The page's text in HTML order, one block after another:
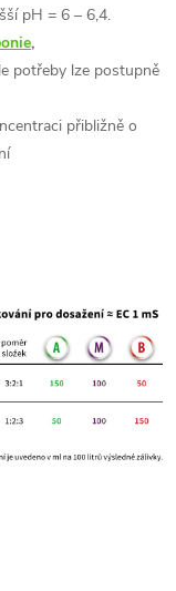
pH = 6 – 6,4.
,
potřeby lze postupně
přibližně o